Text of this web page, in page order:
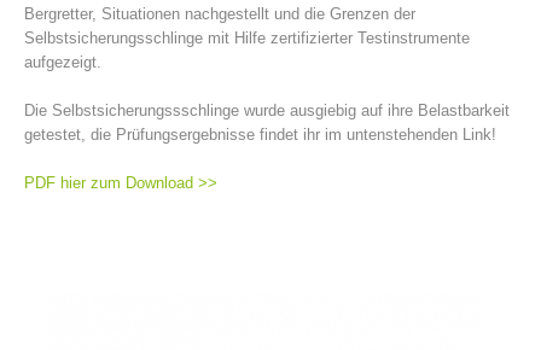
Direction
Bergretter, Situationen nachgestellt und die Grenzen der
Selbstsicherungsschlinge mit Hilfe zertifizierter Testinstrumente
aufgezeigt.
Die Selbstsicherungssschlinge wurde ausgiebig auf ihre Belastbarkeit
getestet, die Prüfungsergebnisse findet ihr im untenstehenden Link!
PDF hier zum Download >>